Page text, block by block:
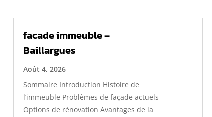
facade immeuble –
Baillargues
Août 4, 2026
Sommaire Introduction Histoire de
l’immeuble Problèmes de façade actuels
Options de rénovation Avantages de la